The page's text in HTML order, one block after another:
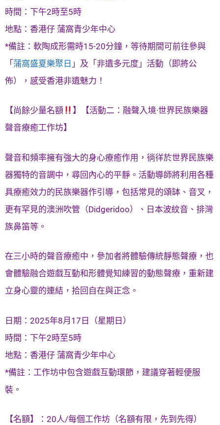
時間：下午2時至5時
地點：香港仔 蒲窩青少年中心
*備註：軟陶成形需時15-20分鐘，等待期間可前往參與
「蒲窩盛夏樂聚日 」及「非遺多元度」活動（即將公
佈），感受香港非遺魅力！
【尚餘少量名額
】【活動二：融聲入境·世界民族樂器
聲音療癒工作坊】
聲音和頻率擁有強大的身心療癒作用，徜徉於世界民族樂
器獨特的音調中，尋回內心的平靜。活動導師將利用各種
具療癒效力的民族樂器作引導，包括常見的頌缽、音叉，
更有罕見的澳洲吹管（Didgeridoo）、日本波紋音、排灣
族鼻笛等。
在三小時的聲音療癒中，參加者將體驗傳統靜態聲療，也
會體驗融合遊戲互動和形體覺知練習的動態聲療，重新建
立身心靈的連結，拾回自在與正念。
日期：2025年8月17日（星期日）
時間：下午2時至5時
地點：香港仔 蒲窩青少年中心
*備註：工作坊中包含遊戲互動環節，建議穿著輕便服
裝。
【名額】：20人/每個工作坊（名額有限，先到先得）